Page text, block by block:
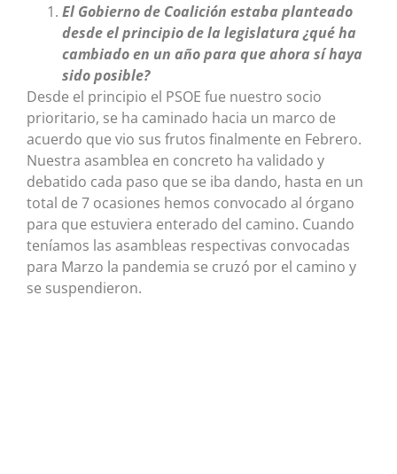
El Gobierno de Coalición estaba planteado
desde el principio de la legislatura ¿qué ha
cambiado en un año para que ahora sí haya
sido posible?
Desde el principio el PSOE fue nuestro socio
prioritario, se ha caminado hacia un marco de
acuerdo que vio sus frutos finalmente en Febrero.
Nuestra asamblea en concreto ha validado y
debatido cada paso que se iba dando, hasta en un
total de 7 ocasiones hemos convocado al órgano
para que estuviera enterado del camino. Cuando
teníamos las asambleas respectivas convocadas
para Marzo la pandemia se cruzó por el camino y
se suspendieron.